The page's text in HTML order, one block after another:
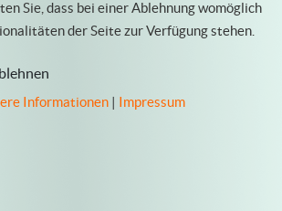
Sie, dass bei einer Ablehnung womöglich
der Seite zur Verfügung stehen.
Informationen | Impressum